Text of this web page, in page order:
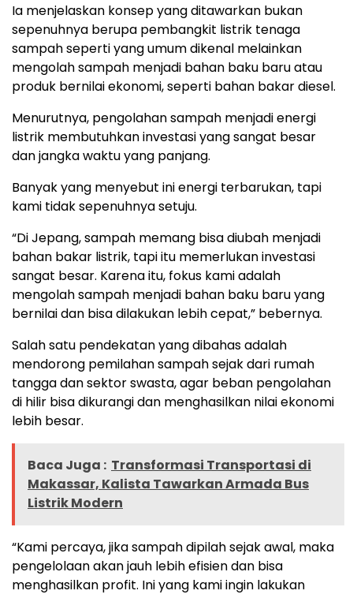
Ia menjelaskan konsep yang ditawarkan bukan
sepenuhnya berupa pembangkit listrik tenaga
sampah seperti yang umum dikenal melainkan
mengolah sampah menjadi bahan baku baru atau
produk bernilai ekonomi, seperti bahan bakar diesel.
Menurutnya, pengolahan sampah menjadi energi
listrik membutuhkan investasi yang sangat besar
dan jangka waktu yang panjang.
Banyak yang menyebut ini energi terbarukan, tapi
kami tidak sepenuhnya setuju.
“Di Jepang, sampah memang bisa diubah menjadi
bahan bakar listrik, tapi itu memerlukan investasi
sangat besar. Karena itu, fokus kami adalah
mengolah sampah menjadi bahan baku baru yang
bernilai dan bisa dilakukan lebih cepat,” bebernya.
Salah satu pendekatan yang dibahas adalah
mendorong pemilahan sampah sejak dari rumah
tangga dan sektor swasta, agar beban pengolahan
di hilir bisa dikurangi dan menghasilkan nilai ekonomi
lebih besar.
Baca Juga : Transformasi Transportasi di
Makassar, Kalista Tawarkan Armada Bus
Listrik Modern
“Kami percaya, jika sampah dipilah sejak awal, maka
pengelolaan akan jauh lebih efisien dan bisa
menghasilkan profit. Ini yang kami ingin lakukan